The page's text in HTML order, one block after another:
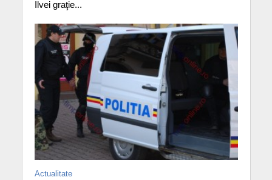
Ilvei graţie...
Actualitate